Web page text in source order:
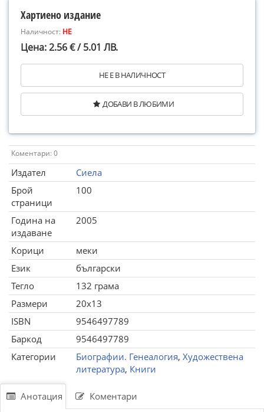
Хартиено издание
Наличност: НЕ
Цена: 2.56 € / 5.01 ЛВ.
НЕ Е В НАЛИЧНОСТ
ДОБАВИ В ЛЮБИМИ
Коментари: 0
Издател
Сиела
Брой
страници
100
Година на
издаване
2005
Корици
меки
Език
български
Тегло
132 грама
Размери
20x13
ISBN
9546497789
Баркод
9546497789
Категории
Биографии. Генеалогия, Художествена
литература, Книги
Анотация Коментари